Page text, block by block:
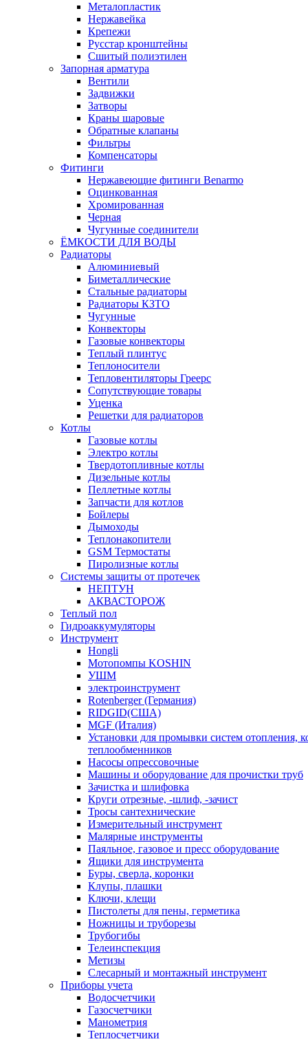
Металопластик
Нержавейка
Крепежи
Русстар кронштейны
Сшитый полиэтилен
Запорная арматура
Вентили
Задвижки
Затворы
Краны шаровые
Обратные клапаны
Фильтры
Компенсаторы
Фитинги
Нержавеющие фитинги Benarmo
Оцинкованная
Хромированная
Черная
Чугунные соединители
ЁМКОСТИ ДЛЯ ВОДЫ
Радиаторы
Алюминиевый
Биметаллические
Стальные радиаторы
Радиаторы КЗТО
Чугунные
Конвекторы
Газовые конвекторы
Теплый плинтус
Теплоносители
Тепловентиляторы Греерс
Сопутствующие товары
Уценка
Решетки для радиаторов
Котлы
Газовые котлы
Электро котлы
Твердотопливные котлы
Дизельные котлы
Пеллетные котлы
Запчасти для котлов
Бойлеры
Дымоходы
Теплонакопители
GSM Термостаты
Пиролизные котлы
Системы защиты от протечек
НЕПТУН
АКВАСТОРОЖ
Теплый пол
Гидроаккумуляторы
Инструмент
Hongli
Мотопомпы KOSHIN
УШМ
электроинструмент
Rotenberger (Германия)
RIDGID(США)
MGF (Италия)
Установки для промывки систем отопления,
теплообменников
Насосы опрессовочные
Машины и оборудование для прочистки труб
Зачистка и шлифовка
Круги отрезные, -шлиф, -зачист
Тросы сантехнические
Измерительный инструмент
Малярные инструменты
Паяльное, газовое и пресс оборудование
Ящики для инструмента
Буры, сверла, коронки
Клупы, плашки
Ключи, клещи
Пистолеты для пены, герметика
Ножницы и труборезы
Трубогибы
Телеинспекция
Метизы
Слесарный и монтажный инструмент
Приборы учета
Водосчетчики
Газосчетчики
Манометрия
Теплосчетчики